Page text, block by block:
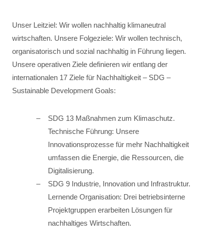
Unser Leitziel: Wir wollen nachhaltig klimaneutral
wirtschaften. Unsere Folgeziele: Wir wollen technisch,
organisatorisch und sozial nachhaltig in Führung liegen.
Unsere operativen Ziele definieren wir entlang der
internationalen 17 Ziele für Nachhaltigkeit – SDG –
Sustainable Development Goals:
SDG 13 Maßnahmen zum Klimaschutz.
Technische Führung: Unsere
Innovationsprozesse für mehr Nachhaltigkeit
umfassen die Energie, die Ressourcen, die
Digitalisierung.
SDG 9 Industrie, Innovation und Infrastruktur.
Lernende Organisation: Drei betriebsinterne
Projektgruppen erarbeiten Lösungen für
nachhaltiges Wirtschaften.